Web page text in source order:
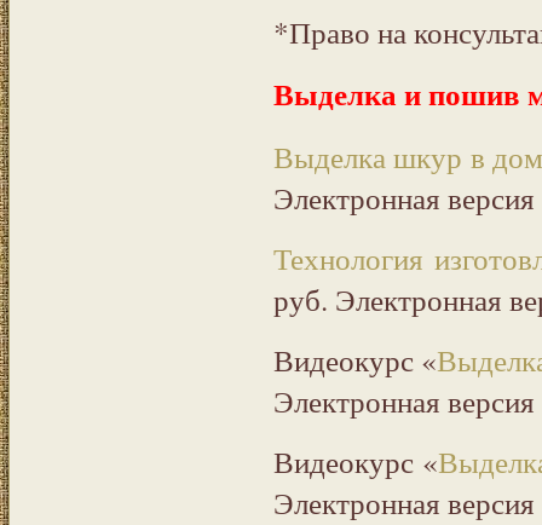
*Право на
Выделка и пошив
Выделка шкур в
Электронная
Технология
руб. Электронная
Видеокурс «
Электронная
Видеокурс «
Электронная